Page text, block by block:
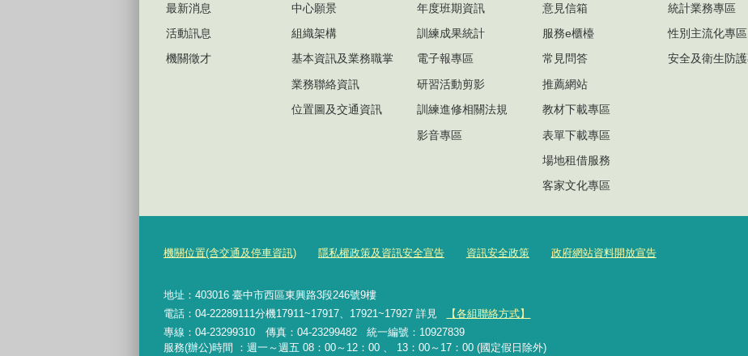
最新消息
活動訊息
機關徵才
中心願景
組織架構
基本資訊及業務職掌
業務聯絡資訊
位置圖及交通資訊
年度班期資訊
訓練成果統計
電子報專區
研習活動剪影
訓練進修相關法規
影音專區
意見信箱
服務e櫃檯
常見問答
推薦網站
教材下載專區
表單下載專區
場地租借服務
客家文化專區
統計業務專區
性別主流化專區
安全及衛生防
機關位置(含交通及停車資訊) 隱私權政策及資訊安全宣告 資訊安全政策 政府網站資料開放宣告
地址：403016 臺中市西區東興路3段246號9樓
電話：04-22289111分機17911~17917、17921~17927 詳見
【各組聯絡方式】
專線：04-23299310 傳真：04-23299482 統一編號：10927839
服務(辦公)時間 ：週一～週五 08：00～12：00 、 13：00～17：00 (國定假日除外)